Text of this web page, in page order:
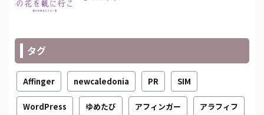
タグ
Affinger newcaledonia PR SIM
WordPress ゆめたび アフィンガー アラフィフ